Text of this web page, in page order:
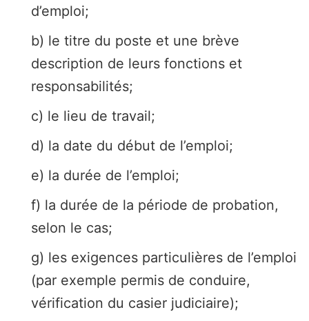
d’emploi;
b) le titre du poste et une brève
description de leurs fonctions et
responsabilités;
c) le lieu de travail;
d) la date du début de l’emploi;
e) la durée de l’emploi;
f) la durée de la période de probation,
selon le cas;
g) les exigences particulières de l’emploi
(par exemple permis de conduire,
vérification du casier judiciaire);